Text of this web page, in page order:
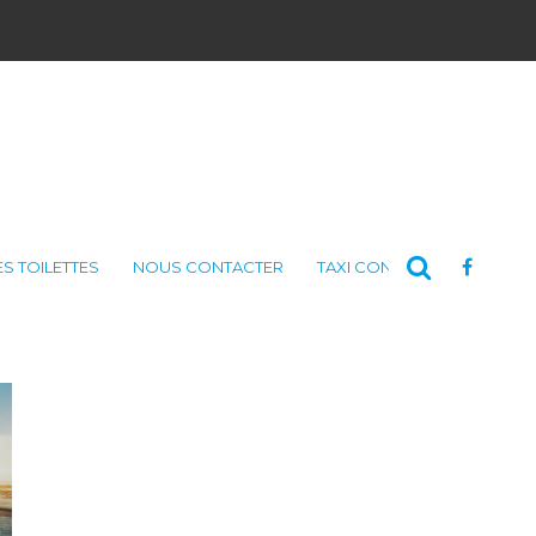
TOILETTES NOUS CONTACTER TAXI CONSULTING